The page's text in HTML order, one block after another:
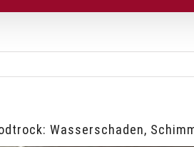
Wasserschaden,